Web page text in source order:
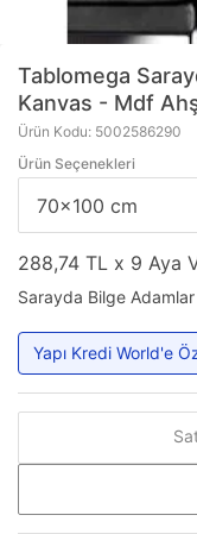
Tablomega
Kanvas - Mdf
Ürün Kodu: 5002586290
Ürün Seçenekleri
288,74 TL x 9 Aya
Sarayda Bilge
Yapı Kredi World'e